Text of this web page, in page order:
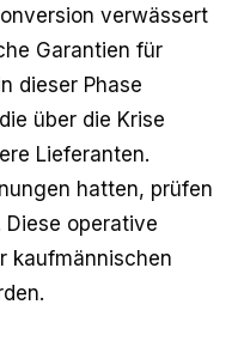
verwässert
Garantien für
dieser Phase
über die Krise
Lieferanten.
hatten, prüfen
operative
kaufmännischen